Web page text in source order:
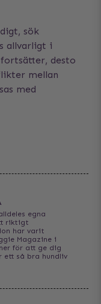
sök
allvarligt i
desto
mellan
med
egna
riktigt
har varit
Magazine i
för att ge dig
ett så bra hundliv